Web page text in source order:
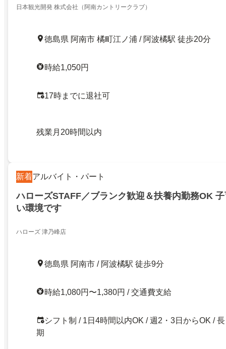
日本観光開発 株式会社（阿南カントリークラブ）
徳島県 阿南市 橘町江ノ浦 / 阿波橘駅 徒歩20分
時給1,050円
17時までに退社可
残業月20時間以内
新着アルバイト・パート
ハローズSTAFF／ブランク歓迎＆扶養内勤務OK
い環境です
ハローズ 津乃峰店
徳島県 阿南市 / 阿波橘駅 徒歩9分
時給1,080円〜1,380円 / 交通費支給
シフト制 / 1日4時間以内OK / 週2・3日からOK / 長
期